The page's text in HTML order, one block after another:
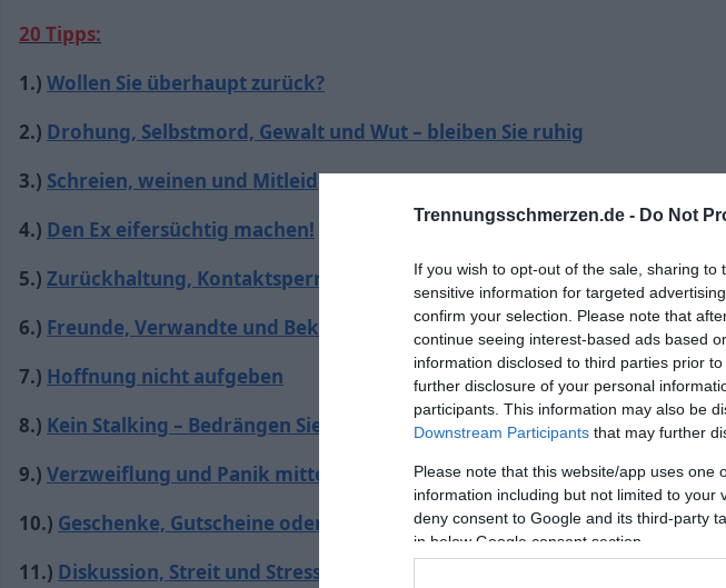
Trennungsschmerzen.de - Do Not
If you wish to opt-out of the sale, sharing
sensitive information for targeted
confirm your selection. Please note that
continue seeing interest-based ads based
information disclosed to third parties prior
further disclosure of your personal
participants. This information may also be
Downstream Participants that may further
Please note that this website/app uses
information including but not limited to your
deny consent to Google and its third-party
in below Google consent section.
20 Tipps:
1.) Wollen Sie überhaupt zurück?
2.) Drohung, Selbstmord, Gewalt und Wut – bleiben Sie ruhig
3.) Schreien, weinen und Mitleid
4.) Den Ex eifersüchtig machen!
5.) Zurückhaltung, Kontaktsperre und cool sein
6.) Freunde, Verwandte und Bekannte kontaktieren
7.) Hoffnung nicht aufgeben
8.) Kein Stalking – Bedrängen Sie Ihre Ex nicht!
9.) Verzweiflung und Panik mitteilen!
10.) Geschenke, Gutscheine oder Briefe
11.) Diskussion, Streit und Stress vermeiden!